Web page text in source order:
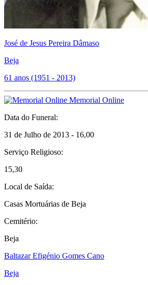
José de Jesus Pereira Dâmaso
Beja
61 anos (1951 - 2013)
Memorial Online
Data do Funeral:
31 de Julho de 2013 - 16,00
Serviço Religioso:
15,30
Local de Saída:
Casas Mortuárias de Beja
Cemitério:
Beja
Baltazar Efigénio Gomes Cano
Beja